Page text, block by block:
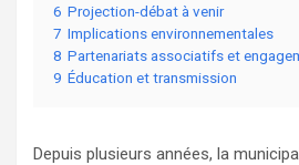
6 Projection-débat à venir
7 Implications environnementales
8 Partenariats associatifs et
9 Éducation et transmission
Depuis plusieurs années, la